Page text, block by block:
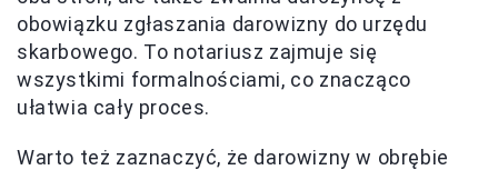
obowiązku zgłaszania darowizny do urzędu
skarbowego. To notariusz zajmuje się
wszystkimi formalnościami, co znacząco
ułatwia cały proces.
Warto też zaznaczyć, że darowizny w obrębie